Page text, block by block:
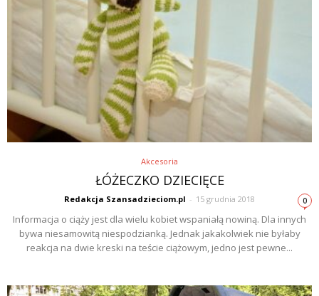
Akcesoria
ŁÓŻECZKO DZIECIĘCE
Redakcja Szansadzieciom.pl - 15 grudnia 2018 0
Informacja o ciąży jest dla wielu kobiet wspaniałą nowiną. Dla innych
bywa niesamowitą niespodzianką. Jednak jakakolwiek nie byłaby
reakcja na dwie kreski na teście ciążowym, jedno jest pewne...